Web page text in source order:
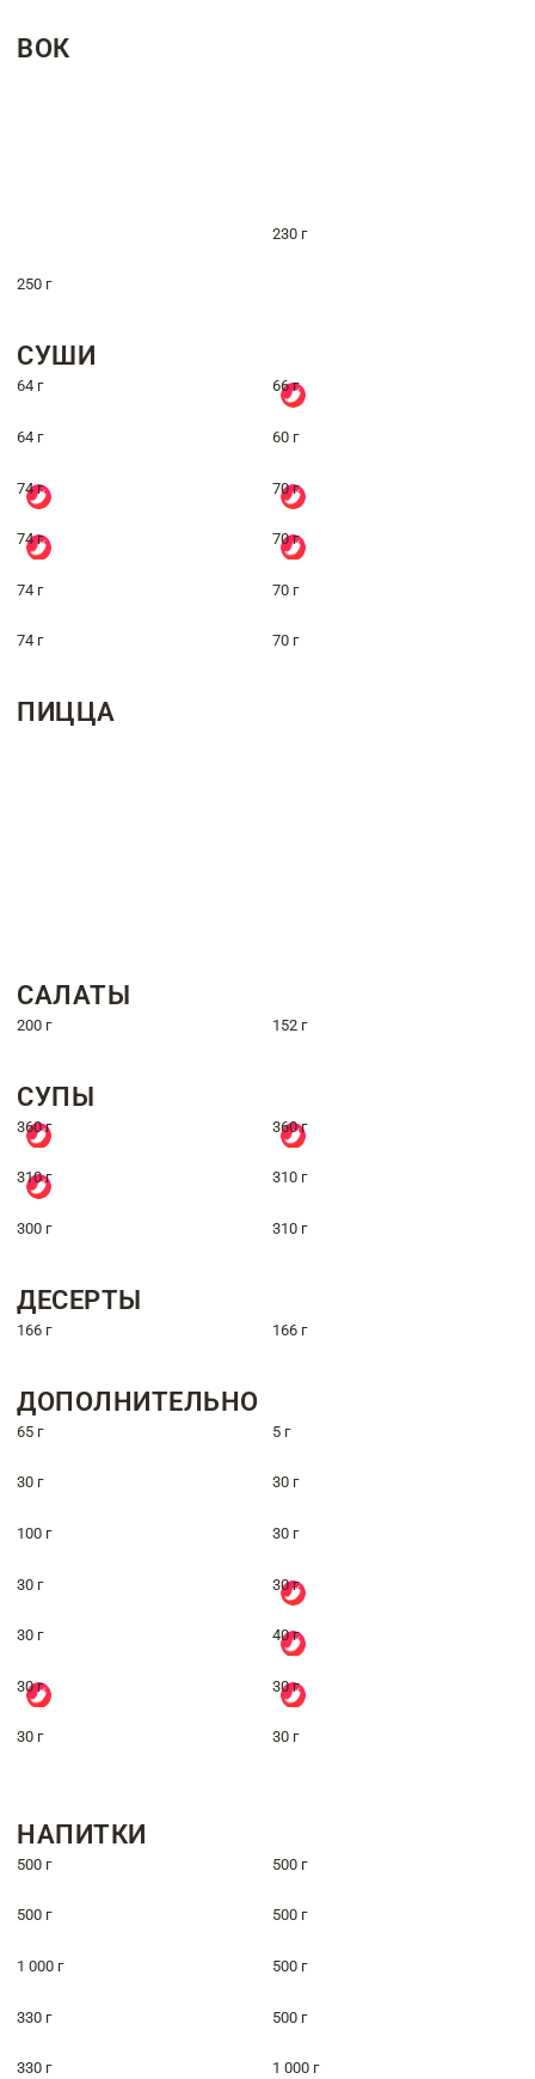
ВОК
230 г
250 г
СУШИ
64 г 66 г
64 г 60 г
74 г 70 г
74 г 70 г
74 г 70 г
74 г 70 г
ПИЦЦА
САЛАТЫ
200 г 152 г
СУПЫ
360 г 360 г
310 г 310 г
300 г 310 г
ДЕСЕРТЫ
166 г 166 г
ДОПОЛНИТЕЛЬНО
65 г 5 г
30 г 30 г
100 г 30 г
30 г 30 г
30 г 40 г
30 г 30 г
30 г 30 г
НАПИТКИ
500 г 500 г
500 г 500 г
1 000 г 500 г
330 г 500 г
330 г 1 000 г